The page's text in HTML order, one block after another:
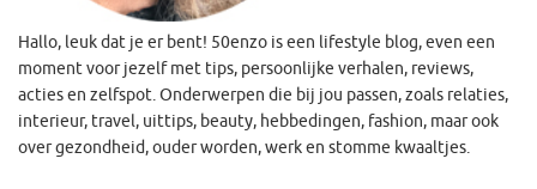
Hallo, leuk dat je er bent! 50enzo is een lifestyle blog, even een
moment voor jezelf met tips, persoonlijke verhalen, reviews,
acties en zelfspot. Onderwerpen die bij jou passen, zoals relaties,
interieur, travel, uittips, beauty, hebbedingen, fashion, maar ook
over gezondheid, ouder worden, werk en stomme kwaaltjes.